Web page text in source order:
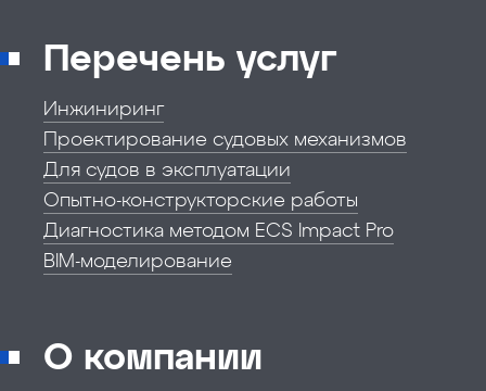
Перечень услуг
Инжиниринг
Проектирование судовых механизмов
Для судов в эксплуатации
Опытно-конструкторские работы
Диагностика методом ECS Impact Pro
BIM-моделирование
О компании